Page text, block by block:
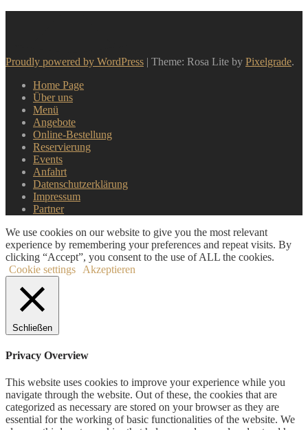
Proudly powered by WordPress | Theme: Rosa Lite by Pixelgrade.
Home Page
Über uns
Menü
Angebote
Online-Bestellung
Reservierung
Events
Anfahrt
Datenschutzerklärung
Impressum
Partner
We use cookies on our website to give you the most relevant
experience by remembering your preferences and repeat visits. By
clicking “Accept”, you consent to the use of ALL the cookies.
Cookie settings
Akzeptieren
Schließen
Privacy Overview
This website uses cookies to improve your experience while you
navigate through the website. Out of these, the cookies that are
categorized as necessary are stored on your browser as they are
essential for the working of basic functionalities of the website. We